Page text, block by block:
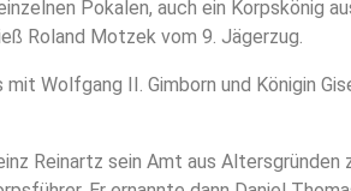
Pokalen, auch ein Korpskönig
Roland Motzek vom 9. Jägerzug.
Wolfgang II. Gimborn und Königin
Reinartz sein Amt aus Altersgründen